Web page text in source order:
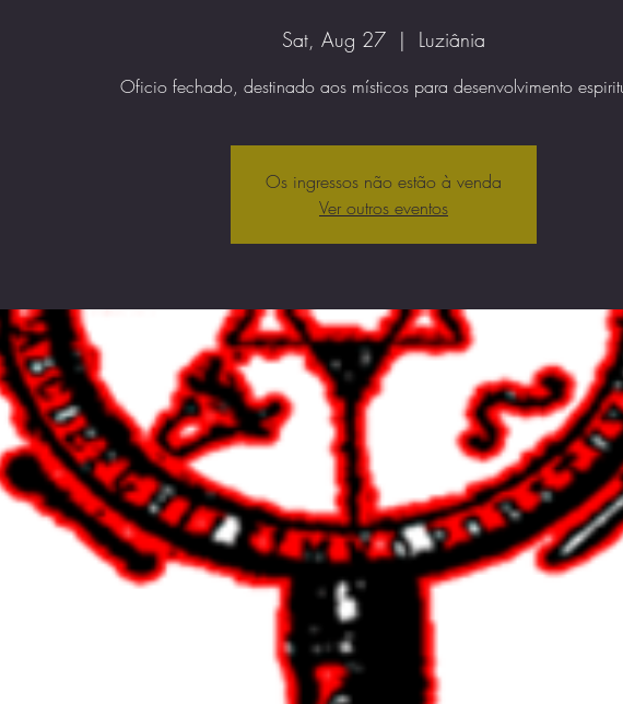
Sat, Aug 27
  |
Luziânia
Oficio fechado, destinado aos místicos para desenvolvimento
Os ingressos não estão à venda
Ver outros eventos